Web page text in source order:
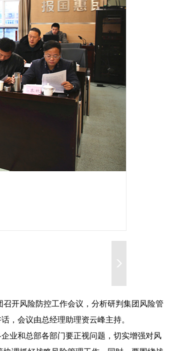
开风险防控工作会议，分析研判集团风险管
，会议由总经理助理资云峰主持。
业和总部各部门要正视问题，切实增强对风